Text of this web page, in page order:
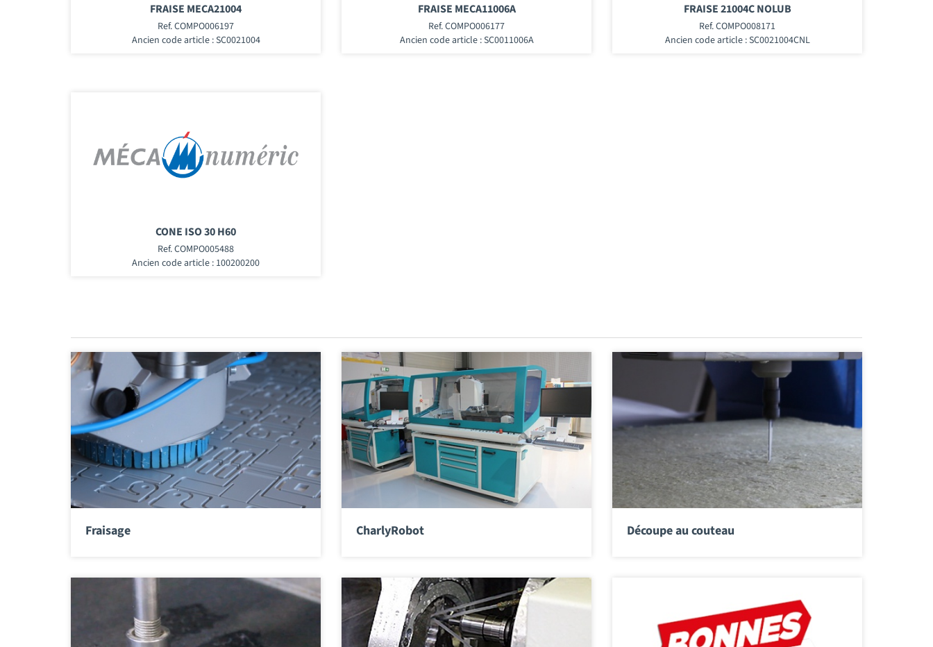
FRAISE MECA21004
Ref. COMPO006197
Ancien code article : SC0021004
FRAISE MECA11006A
Ref. COMPO006177
Ancien code article : SC0011006A
FRAISE 21004C NOLUB
Ref. COMPO008171
Ancien code article : SC0021004CNL
CONE ISO 30 H60
Ref. COMPO005488
Ancien code article : 100200200
Fraisage CharlyRobot Découpe au couteau